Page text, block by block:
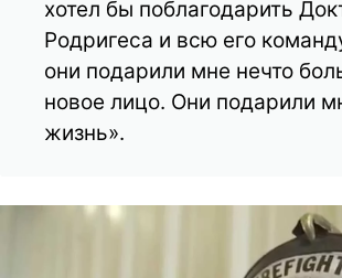
хотел бы поблагодарить
Родригеса и всю его
они подарили мне нечто
новое лицо. Они подарили
жизнь».